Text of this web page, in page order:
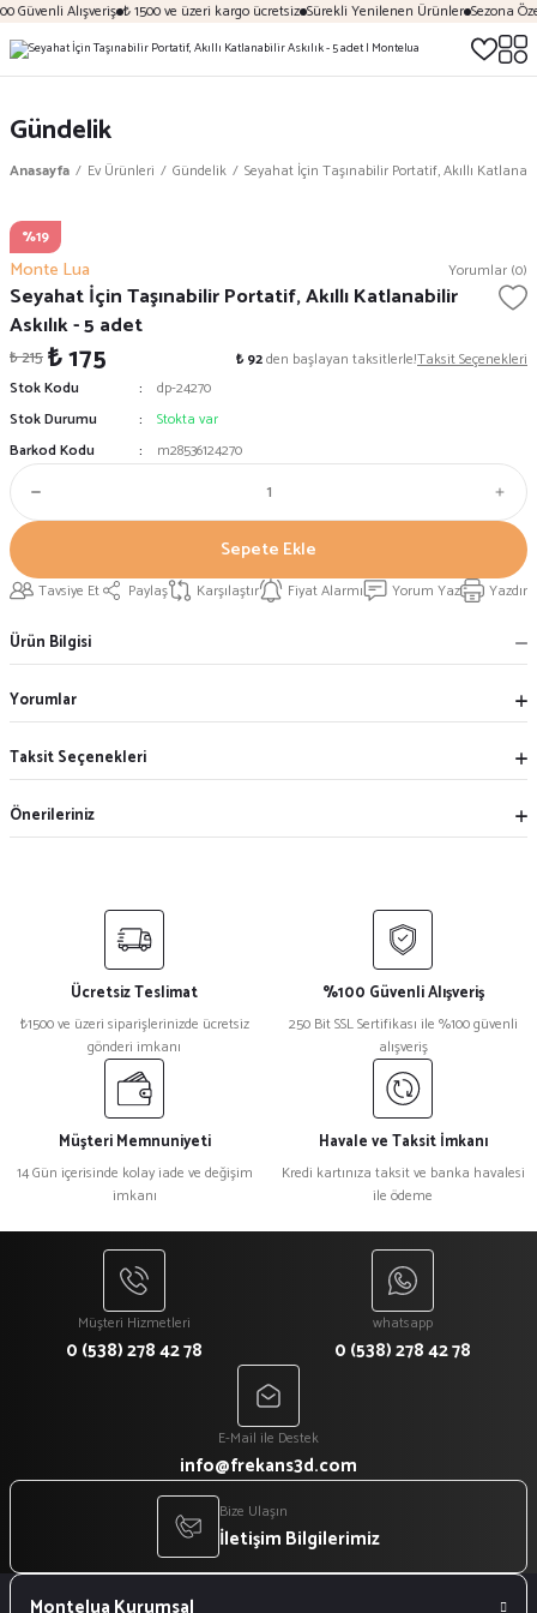
Güvenli Alışveriş ₺ 1500 ve üzeri kargo ücretsiz Sürekli Yenilenen Ürünler Sezona
Gündelik
Anasayfa Ev Ürünleri Gündelik Seyahat İçin Taşınabilir Portatif, Akıllı
%19
Monte Lua Yorumlar (0)
Seyahat İçin Taşınabilir Portatif, Akıllı Katlanabilir
Askılık - 5 adet
₺ 215₺ 175 ₺ 92den başlayan taksitlerle!Taksit Seçenekleri
Stok Kodu
dp-24270
Stok Durumu
Stokta var
Barkod Kodu
m28536124270
Sepete Ekle
Tavsiye Et Paylaş Karşılaştır Fiyat Alarmı Yorum Yaz Yazdır
Ürün Bilgisi
Yorumlar
Taksit Seçenekleri
Önerileriniz
Ücretsiz Teslimat
₺1500 ve üzeri siparişlerinizde ücretsiz
gönderi imkanı
%100 Güvenli Alışveriş
250 Bit SSL Sertifikası ile %100 güvenli
alışveriş
Müşteri Memnuniyeti
14 Gün içerisinde kolay iade ve değişim
imkanı
Havale ve Taksit İmkanı
Kredi kartınıza taksit ve banka havalesi
ile ödeme
Müşteri Hizmetleri
0 (538) 278 42 78
whatsapp
0 (538) 278 42 78
E-Mail ile Destek
info@frekans3d.com
Bize Ulaşın
İletişim Bilgilerimiz